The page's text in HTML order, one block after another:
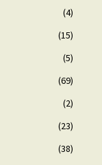
(4)
(15)
(5)
(69)
(2)
(23)
(38)